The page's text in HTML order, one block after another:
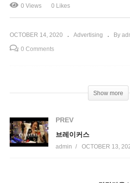
0 Views 0 Likes
OCTOBER 14, 2020 Advertising By
0 Comments
Show more
PREV
브레이커스
admin OCTOBER 13,